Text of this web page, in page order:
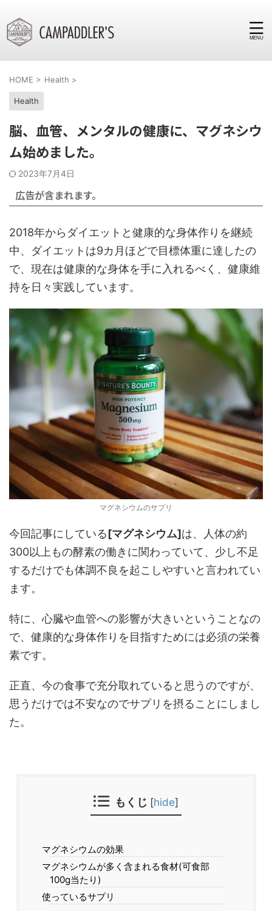
HOME > Health >
Health
脳、血管、メンタルの健康に、マグネシウ
ム始めました。
2023年7月4日
広告が含まれます。
2018年からダイエットと健康的な身体作りを継続
中、ダイエットは9カ月ほどで目標体重に達したの
で、現在は健康的な身体を手に入れるべく、健康維
持を日々実践しています。
マグネシウムのサプリ
今回記事にしている[マグネシウム]は、人体の約
300以上もの酵素の働きに関わっていて、少し不足
するだけでも体調不良を起こしやすいと言われてい
ます。
特に、心臓や血管への影響が大きいということなの
で、健康的な身体作りを目指すためには必須の栄養
素です。
正直、今の食事で充分取れていると思うのですが、
思うだけでは不安なのでサプリを摂ることにしまし
た。
もくじ [hide]
マグネシウムの効果
マグネシウムが多く含まれる食材(可食部
100g当たり)
使っているサプリ